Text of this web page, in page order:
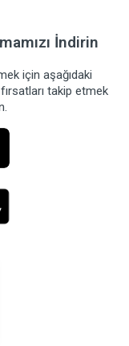
İndirin
için aşağıdaki
takip etmek